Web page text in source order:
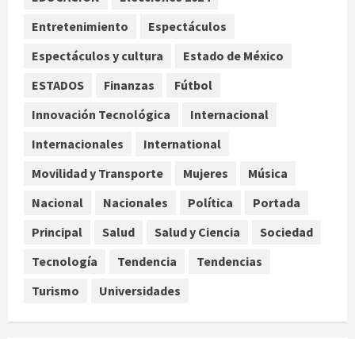
Nacional Salud
piden al IMSS nuevo hospital en
Guanajuato
5
Falla en sistema Booster de El
de Tijuana
agosto 6, 2026
Entretenimiento
Espectáculos
Espectáculos y cultura
Estado de México
ESTADOS
Finanzas
Fútbol
Innovación Tecnológica
Internacional
Internacionales
International
Movilidad y Transporte
Mujeres
Música
Nacional
Nacionales Política
Portada
Principal
Salud Salud y Ciencia
Sociedad
Tecnología
Tendencia
Tendencias
Turismo
Universidades